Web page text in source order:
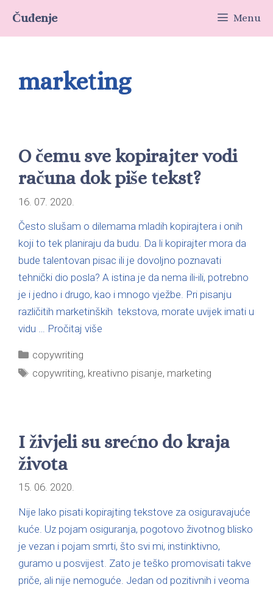
Čuđenje Menu
marketing
O čemu sve kopirajter vodi
računa dok piše tekst?
16. 07. 2020.
Često slušam o dilemama mladih kopirajtera i onih
koji to tek planiraju da budu. Da li kopirajter mora da
bude talentovan pisac ili je dovoljno poznavati
tehnički dio posla? A istina je da nema ili-ili, potrebno
je i jedno i drugo, kao i mnogo vježbe. Pri pisanju
različitih marketinških tekstova, morate uvijek imati u
vidu … Pročitaj više
copywriting
copywriting, kreativno pisanje, marketing
I živjeli su srećno do kraja
života
15. 06. 2020.
Nije lako pisati kopirajting tekstove za osiguravajuće
kuće. Uz pojam osiguranja, pogotovo životnog blisko
je vezan i pojam smrti, što svi mi, instinktivno,
guramo u posvijest. Zato je teško promovisati takve
priče, ali nije nemoguće. Jedan od pozitivnih i veoma